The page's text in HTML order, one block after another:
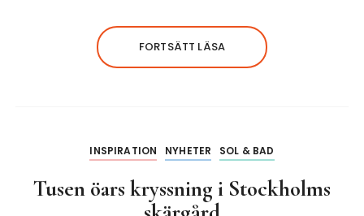
FORTSÄTT LÄSA
INSPIRATION NYHETER SOL & BAD
Tusen öars kryssning i Stockholms